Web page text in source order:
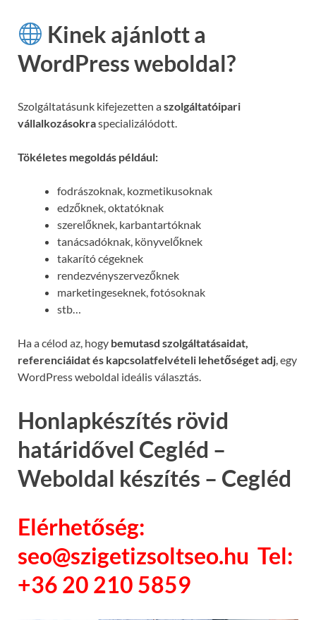
Kinek ajánlott a
WordPress weboldal?
Szolgáltatásunk kifejezetten aszolgáltatóipari
vállalkozásokraspecializálódott.
Tökéletes megoldás például:
fodrászoknak, kozmetikusoknak
edzőknek, oktatóknak
szerelőknek, karbantartóknak
tanácsadóknak, könyvelőknek
takarító cégeknek
rendezvényszervezőknek
marketingeseknek, fotósoknak
stb…
Ha a célod az, hogy bemutasd szolgáltatásaidat,
referenciáidat és kapcsolatfelvételi lehetőséget adj , egy
WordPress weboldal ideális választás.
Honlapkészítés rövid
határidővel Cegléd –
Weboldal készítés – Cegléd
Elérhetőség:
seo@szigetizsoltseo.hu Tel:
+36 20 210 5859